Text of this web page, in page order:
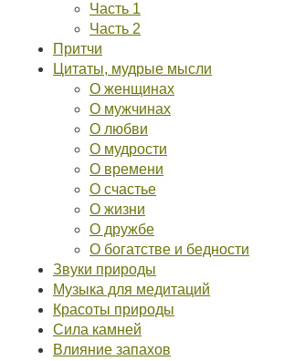
Часть 1
Часть 2
Притчи
Цитаты, мудрые мысли
О женщинах
О мужчинах
О любви
О мудрости
О времени
О счастье
О жизни
О дружбе
О богатстве и бедности
Звуки природы
Музыка для медитаций
Красоты природы
Сила камней
Влияние запахов